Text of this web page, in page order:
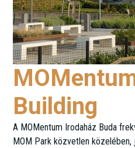
Building
A MOMentum Irodaház Buda
MOM Park közvetlen